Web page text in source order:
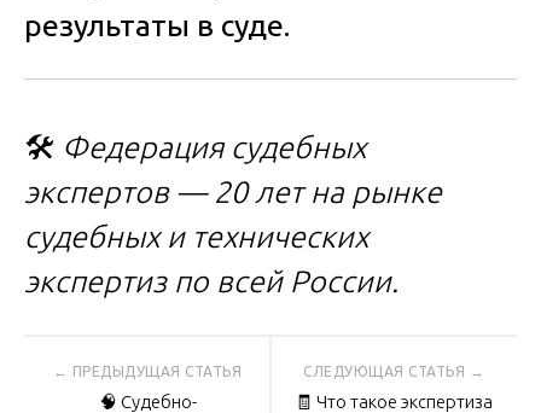
результаты в суде.
🛠 Федерация судебных
экспертов — 20 лет на рынке
судебных и технических
экспертиз по всей России.
Навигация
🧠 Судебно-
🧾 Что такое экспертиза